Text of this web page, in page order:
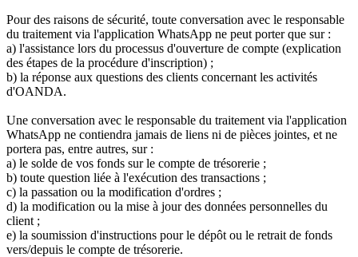
Pour des raisons de sécurité, toute conversation avec le responsable
du traitement via l'application WhatsApp ne peut porter que sur :
a) l'assistance lors du processus d'ouverture de compte (explication
des étapes de la procédure d'inscription) ;
b) la réponse aux questions des clients concernant les activités
d'OANDA.
Une conversation avec le responsable du traitement via l'application
WhatsApp ne contiendra jamais de liens ni de pièces jointes, et ne
portera pas, entre autres, sur :
a) le solde de vos fonds sur le compte de trésorerie ;
b) toute question liée à l'exécution des transactions ;
c) la passation ou la modification d'ordres ;
d) la modification ou la mise à jour des données personnelles du
client ;
e) la soumission d'instructions pour le dépôt ou le retrait de fonds
vers/depuis le compte de trésorerie.